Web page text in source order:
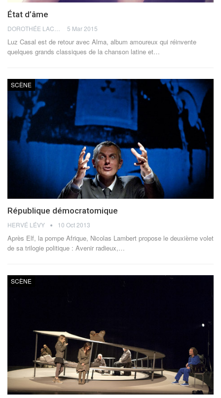
État d’âme
DOROTHÉE LACHMANN 5 Mar 2015
Luz Casal est de retour avec Alma, album amoureux qui réinvente
quelques grands classiques de la chanson latine et…
SCÈNE
République démocratomique
HERVÉ LÉVY 10 Oct 2013
Après Elf, la pompe Afrique, Nicolas Lambert propose le deuxième volet
de sa trilogie politique : Avenir radieux,…
SCÈNE